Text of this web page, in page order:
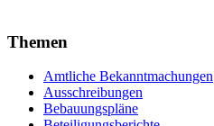
Themen
Amtliche Bekanntmachungen
Ausschreibungen
Bebauungspläne